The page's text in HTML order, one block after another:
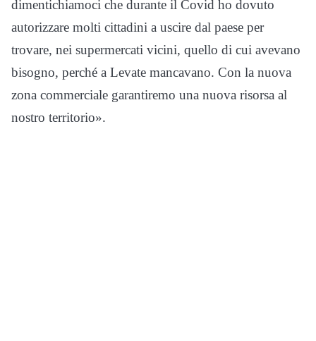
dimentichiamoci che durante il Covid ho dovuto
autorizzare molti cittadini a uscire dal paese per
trovare, nei supermercati vicini, quello di cui avevano
bisogno, perché a Levate mancavano. Con la nuova
zona commerciale garantiremo una nuova risorsa al
nostro territorio».